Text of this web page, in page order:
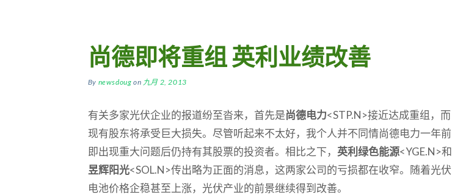
尚德即将重组 英利业绩改善
By newsdoug on 九月 2, 2013
有关多家光伏企业的报道纷至沓来，首先是尚德电力<STP.N>接近达成重组，而
现有股东将承受巨大损失。尽管听起来不太好，我个人并不同情尚德电力一年前
即出现重大问题后仍持有其股票的投资者。相比之下， 英利绿色能源<YGE.N>和
昱辉阳光<SOL.N>传出略为正面的消息，这两家公司的亏损都在收窄。随着光伏
电池价格企稳甚至上涨，光伏产业的前景继续得到改善。